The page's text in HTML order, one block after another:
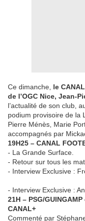
Ce dimanche, le
de l’OGC Nice, Jean-
l’actualité de son club,
podium provisoire de la
Pierre Ménès, Marie
accompagnés par
19H25 – CANAL
- La Grande Surface.
- Retour sur tous les
- Interview Exclusive :
- Interview Exclusive :
21H – PSG/
CANAL+
Commenté par